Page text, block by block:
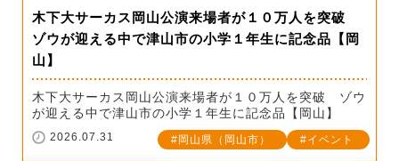
木下大サーカス岡山公演来場者が１０万人を突破
ゾウが迎える中で津山市の小学１年生に記念品【岡
山】
木下大サーカス岡山公演来場者が１０万人を突破 ゾウ
が迎える中で津山市の小学１年生に記念品【岡山】
2026.07.31 岡山県（岡山市） イベント